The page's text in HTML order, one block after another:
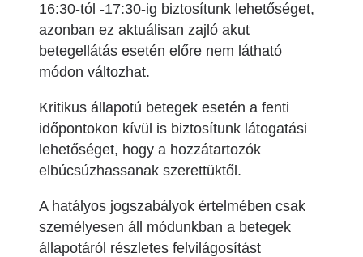
16:30-tól -17:30-ig biztosítunk lehetőséget,
azonban ez aktuálisan zajló akut
betegellátás esetén előre nem látható
módon változhat.
Kritikus állapotú betegek esetén a fenti
időpontokon kívül is biztosítunk látogatási
lehetőséget, hogy a hozzátartozók
elbúcsúzhassanak szerettüktől.
A hatályos jogszabályok értelmében csak
személyesen áll módunkban a betegek
állapotáról részletes felvilágosítást